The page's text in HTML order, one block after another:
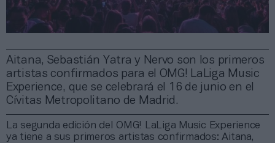
Aitana, Sebastián Yatra y Nervo son los primeros
artistas confirmados para el OMG! LaLiga Music
Experience, que se celebrará el 16 de junio en el
Cívitas Metropolitano de Madrid.
La segunda edición del OMG! LaLiga Music Experience
ya tiene a sus primeros artistas confirmados: Aitana,